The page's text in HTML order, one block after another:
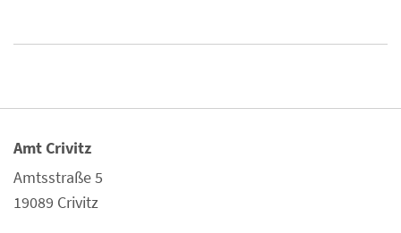
Amt Crivitz
Amtsstraße 5
19089 Crivitz